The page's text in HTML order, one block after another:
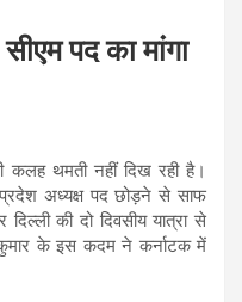
पद का मांगा
थमती नहीं दिख रही है।
अध्यक्ष पद छोड़ने से साफ
की दो दिवसीय यात्रा से
के इस कदम ने कर्नाटक में